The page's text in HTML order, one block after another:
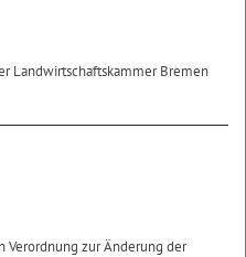
Landwirtschaftskammer Bremen
Verordnung zur Änderung der